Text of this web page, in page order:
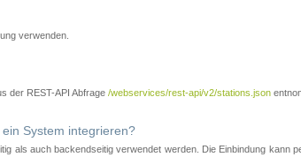
verwenden.
der REST-API Abfrage /webservices/rest-api/v2/stations.json
System integrieren?
als auch backendseitig verwendet werden. Die Einbindung kann